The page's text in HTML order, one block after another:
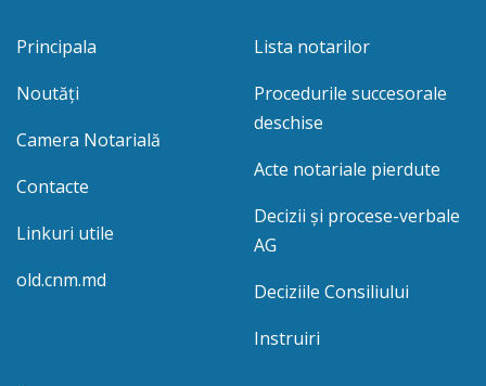
Principala
Noutăți
Camera Notarială
Contacte
Linkuri utile
old.cnm.md
Lista notarilor
Procedurile succesorale
deschise
Acte notariale pierdute
Decizii și procese-verbale
AG
Deciziile Consiliului
Instruiri